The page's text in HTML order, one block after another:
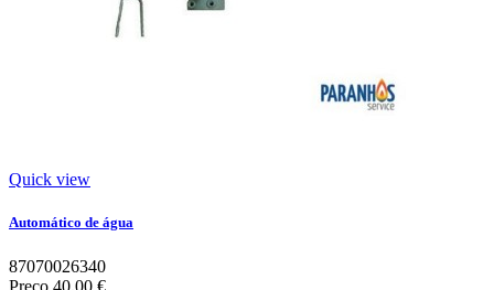
Quick view
Automático de água
87070026340
Preço 40,00 €